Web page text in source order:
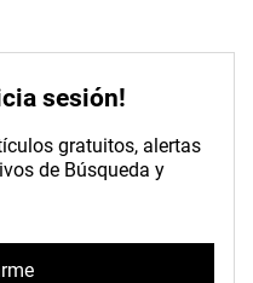
sesión!
gratuitos, alertas
de Búsqueda y